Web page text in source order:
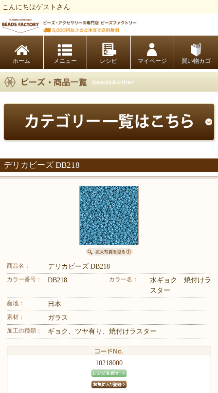
こんにちはゲストさん
ホーム レシピ マイページ 買い物カゴ
デリカビーズ DB218
商品名： デリカビーズ DB218
カラー番号： DB218 カラー名：
水ギョク 焼付けラ
スター
産地： 日本
素材： ガラス
加工の種類： ギョク、ツヤ有り、焼付けラスター
10218000